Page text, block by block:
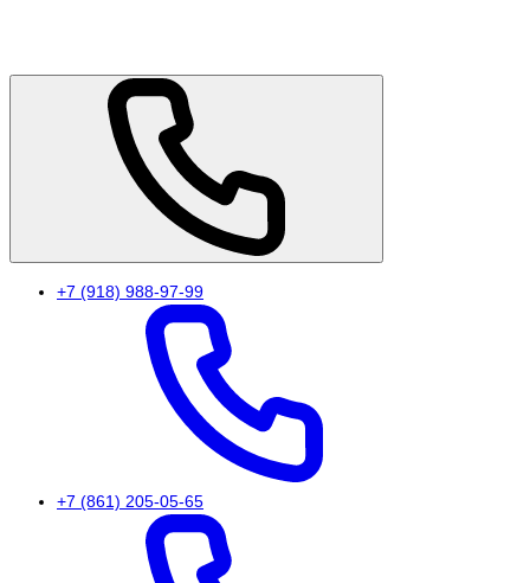
+7 (918) 988-97-99
+7 (861) 205-05-65